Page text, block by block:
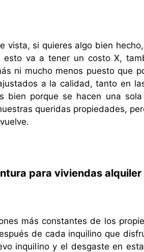
vista, si quieres algo bien
va a tener un costo X,
ni mucho menos puesto que
a la calidad, tanto en
bien porque se hacen una
queridas propiedades,
para viviendas alquiler
más constantes de los
de cada inquilino que
inquilino y el desgaste en